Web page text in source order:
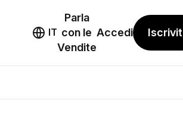
IT
Parla
con le
Vendite
Accedi